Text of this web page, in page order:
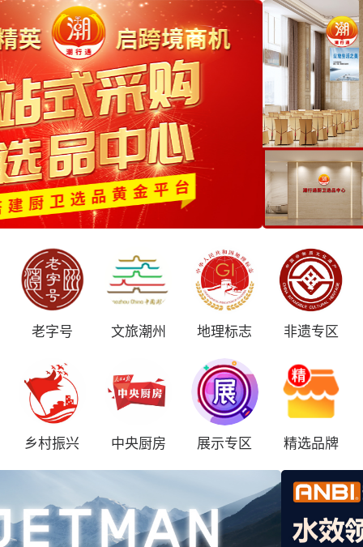
老字号 文旅潮州 地理标志 非遗专区
乡村振兴 中央厨房 展示专区 精选品牌